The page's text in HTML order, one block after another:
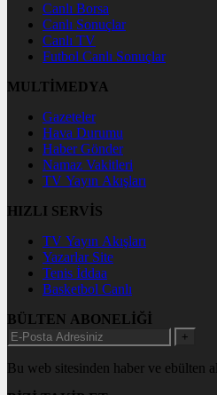
Canlı Borsa
Canlı Sonuçlar
Canlı TV
Futbol Canlı Sonuçlar
MULTİMEDYA
Gazeteler
Hava Durumu
Haber Gönder
Namaz Vakitleri
TV Yayın Akışları
HIZLI SERVİS
TV Yayın Akışları
Yazarlar Site
Tenis İddaa
Basketbol Canlı
BÜLTEN ABONELİĞİ
+
Bu web sitesinden haber ve ebülten